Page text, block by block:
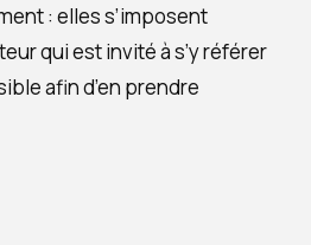
: elles s’imposent
qui est invité à s’y référer
afin d’en prendre